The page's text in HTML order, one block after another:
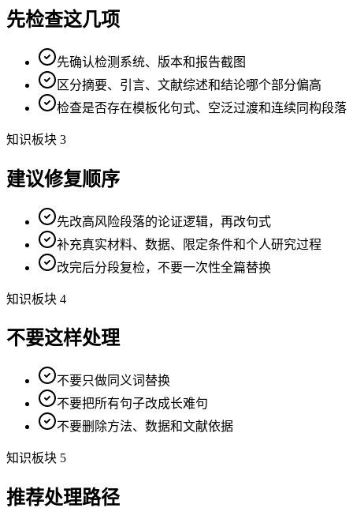
先检查这几项
先确认检测系统、版本和报告截图
区分摘要、引言、文献综述和结论哪个部分偏高
检查是否存在模板化句式、空泛过渡和连续同构段落
知识板块 3
建议修复顺序
先改高风险段落的论证逻辑，再改句式
补充真实材料、数据、限定条件和个人研究过程
改完后分段复检，不要一次性全篇替换
知识板块 4
不要这样处理
不要只做同义词替换
不要把所有句子改成长难句
不要删除方法、数据和文献依据
知识板块 5
推荐处理路径